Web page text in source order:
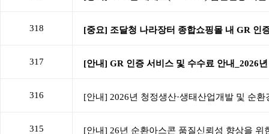
318
317
316
315